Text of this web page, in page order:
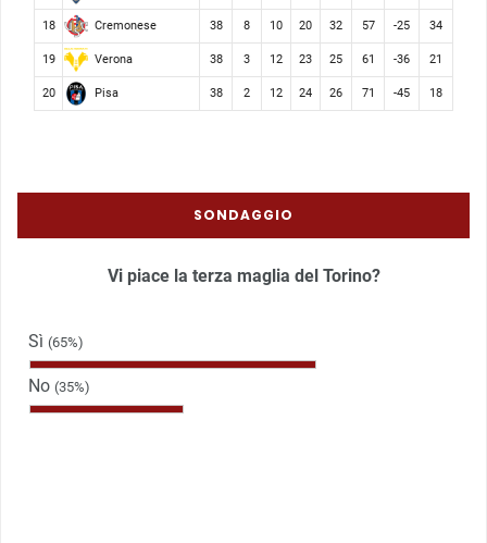
18 Cremonese 38 8 10 20 32 57 -25 34
19 Verona 38 3 12 23 25 61 -36 21
20 Pisa 38 2 12 24 26 71 -45 18
SONDAGGIO
Vi piace la terza maglia del Torino?
Sì (65%)
No (35%)